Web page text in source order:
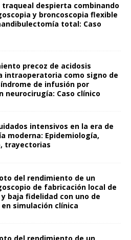
traqueal despierta combinando
y broncoscopia flexible
total: Caso
precoz de acidosis
intraoperatoria como signo de
de infusión por
neurocirugía: Caso clínico
intensivos en la era de
moderna: Epidemiología,
trayectorias
del rendimiento de un
de fabricación local de
baja fidelidad con uno de
simulación clínica